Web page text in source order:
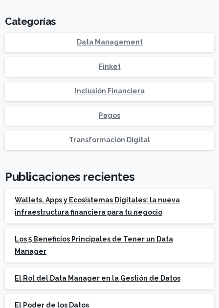
Categorías
Data Management
Finket
Inclusión Financiera
Pagos
Transformación Digital
Publicaciones recientes
Wallets, Apps y Ecosistemas Digitales: la nueva
infraestructura financiera para tu negocio
Los 5 Beneficios Principales de Tener un Data
Manager
El Rol del Data Manager en la Gestión de Datos
El Poder de los Datos